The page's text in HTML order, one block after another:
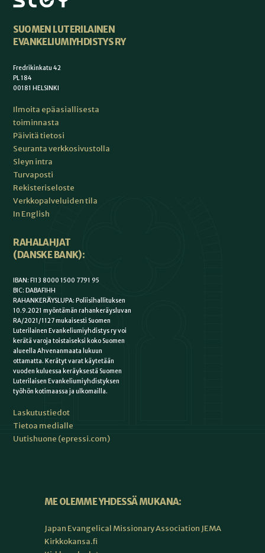
SUOMEN LUTERILAINEN
EVANKELIUMIYHDISTYS RY
Fredrikinkatu 42
PL 184
00181 HELSINKI
Ilmoita epäasiallisesta
toiminnasta
Päivitä tietosi
Seuranta verkkosivustolla
Sleyn intra
Turvaposti
Rekisteriseloste
Verkkopalveluiden tila
In English
RAHALAHJAT
(DANSKE BANK):
IBAN: FI13 8000 1500 7791 95
BIC: DABAFIHH
RAHANKERÄYSLUPA: Poliisihallituksen
10.9.2021 myöntämän rahankeräysluvan
RA/2021/1127 mukaisesti Suomen
Luterilainen Evankeliumiyhdistys ry voi
kerätä varoja toistaiseksi koko Suomen
alueella Ahvenanmaata lukuun
ottamatta. Kerätyt varat käytetään
vuoden kuluessa keräyksestä Suomen
Luterilaisen Evankeliumiyhdistyksen
työhön kotimaassa ja ulkomailla.
Laskutustiedot
Tietoa medialle
Uutishuone (epressi.com)
ME OLEMME YHDESSÄ MUKANA:
Japan Evangelical Missionary Association JEMA
Kirkkokansa.fi